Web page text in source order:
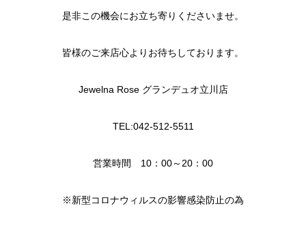
是非この機会にお立ち寄りくださいませ。
皆様のご来店心よりお待ちしております。
Jewelna Rose グランデュオ立川店
TEL:042-512-5511
営業時間 10：00～20：00
※新型コロナウィルスの影響感染防止の為